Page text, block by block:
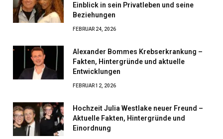
Einblick in sein Privatleben und seine
Beziehungen
FEBRUAR 24, 2026
Alexander Bommes Krebserkrankung –
Fakten, Hintergründe und aktuelle
Entwicklungen
FEBRUAR 12, 2026
Hochzeit Julia Westlake neuer Freund –
Aktuelle Fakten, Hintergründe und
Einordnung